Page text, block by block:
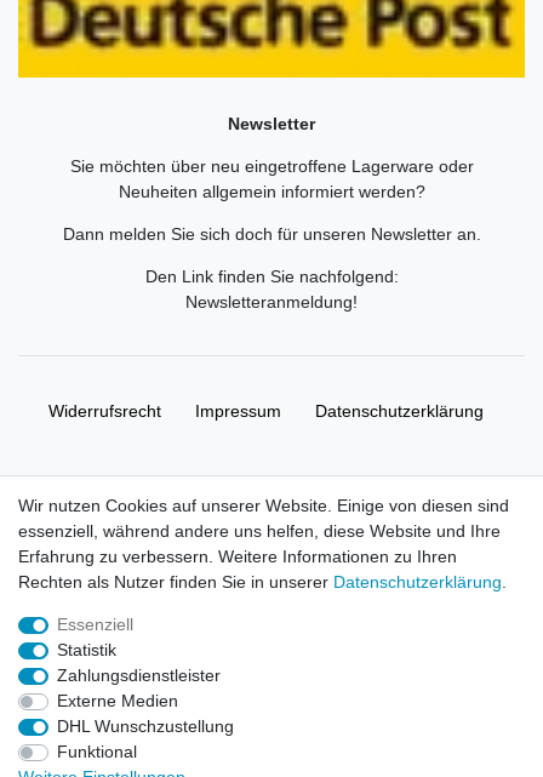
Newsletter
Sie möchten über neu eingetroffene Lagerware oder
Neuheiten allgemein informiert werden?
Dann melden Sie sich doch für unseren Newsletter an.
Den Link finden Sie nachfolgend:
Newsletteranmeldung!
Widerrufs­recht Impressum Daten­schutz­erklärung
© Copyright 2026 | Alle Rechte vorbehalten. HL-
Handelsgesellschaft mbH.
Alle Markennamen, Warenzeichen sowie sämtliche Produktbilder
und Beschreibungen sind Eigentum Ihrer rechtmäßigen
Eigentümer und dienen hier nur der Beschreibung.
Preise nur für registrierte Händler, ansonsten zeigt der Shop 0,00
€
Wir nutzen Cookies auf unserer Website. Einige von diesen sind
essenziell, während andere uns helfen, diese Website und Ihre
Erfahrung zu verbessern. Weitere Informationen zu Ihren
Rechten als Nutzer finden Sie in unserer Daten­schutz­erklärung
Essenziell
Statistik
Zahlungsdienstleister
Externe Medien
DHL Wunschzustellung
Funktional